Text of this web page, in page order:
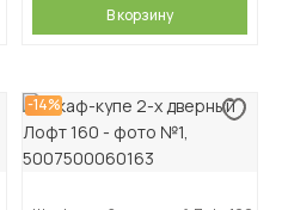
В корзину
-14%